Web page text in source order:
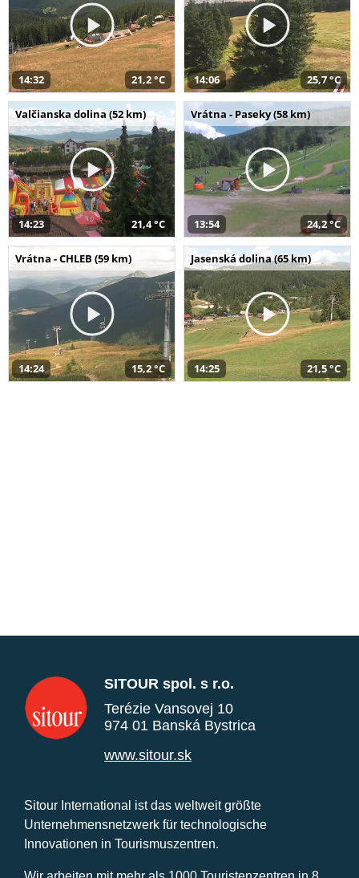
14:32 21,2 °C 14:06 25,7 °C
Valčianska dolina (52 km)
14:23 21,4 °C
Vrátna - Paseky (58 km)
13:54 24,2 °C
Vrátna - CHLEB (59 km)
14:24 15,2 °C
Jasenská dolina (65 km)
14:25 21,5 °C
SITOUR spol. s r.o.
Terézie Vansovej 10
974 01 Banská Bystrica
www.sitour.sk
Sitour International ist das weltweit größte
Unternehmensnetzwerk für technologische
Innovationen in Tourismuszentren.